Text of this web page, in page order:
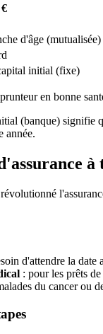
d'âge (mutualisée)
initial (fixe)
en bonne
(banque) signifie
année.
à
d'attendre la date
: pour les prêts
du cancer ou